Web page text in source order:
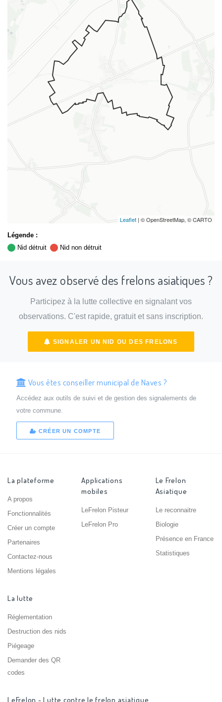
Leaflet | © OpenStreetMap, © CARTO
Légende :
Nid détruit
Nid non détruit
Vous avez observé des frelons asiatiques ?
Participez à la lutte collective en signalant vos
observations. C'est rapide, gratuit et sans inscription.
SIGNALER UN NID OU DES FRELONS
Vous êtes conseiller municipal de Naves ?
Accédez aux outils de suivi et de gestion des signalements de
votre commune.
CRÉER UN COMPTE
La plateforme
A propos
Fonctionnalités
Créer un compte
Partenaires
Contactez-nous
Mentions légales
Applications
mobiles
LeFrelon Pisteur
LeFrelon Pro
Le Frelon
Asiatique
Le reconnaitre
Biologie
Présence en France
Statistiques
La lutte
Réglementation
Destruction des nids
Piégeage
Demander des QR
codes
LeFrelon - Lutte contre le frelon asiatique